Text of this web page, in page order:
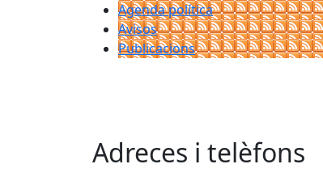
Agenda política
Avisos
Publicacions
Adreces i telèfons